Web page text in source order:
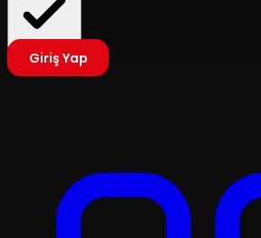
Giriş Yap